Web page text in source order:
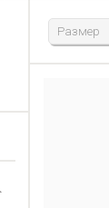
Размер